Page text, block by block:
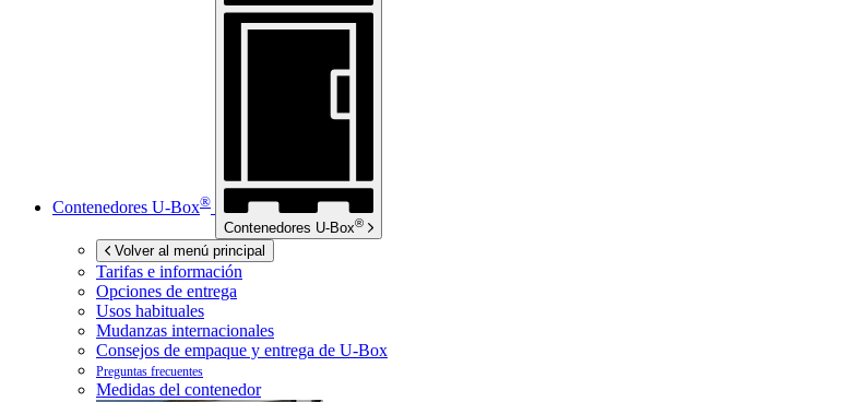
Contenedores U-Box®
Contenedores U-Box®
Volver al menú principal
Tarifas e información
Opciones de entrega
Usos habituales
Mudanzas internacionales
Consejos de empaque y entrega de U-Box
Preguntas frecuentes
Medidas del contenedor